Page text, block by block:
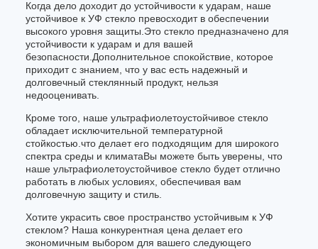
Когда дело доходит до устойчивости к ударам, наше
устойчивое к УФ стекло превосходит в обеспечении
высокого уровня защиты.Это стекло предназначено для
устойчивости к ударам и для вашей
безопасности.Дополнительное спокойствие, которое
приходит с знанием, что у вас есть надежный и
долговечный стеклянный продукт, нельзя
недооценивать.
Кроме того, наше ультрафиолетоустойчивое стекло
обладает исключительной температурной
стойкостью.что делает его подходящим для широкого
спектра среды и климатаВы можете быть уверены, что
наше ультрафиолетоустойчивое стекло будет отлично
работать в любых условиях, обеспечивая вам
долговечную защиту и стиль.
Хотите украсить свое пространство устойчивым к УФ
стеклом? Наша конкурентная цена делает его
экономичным выбором для вашего следующего